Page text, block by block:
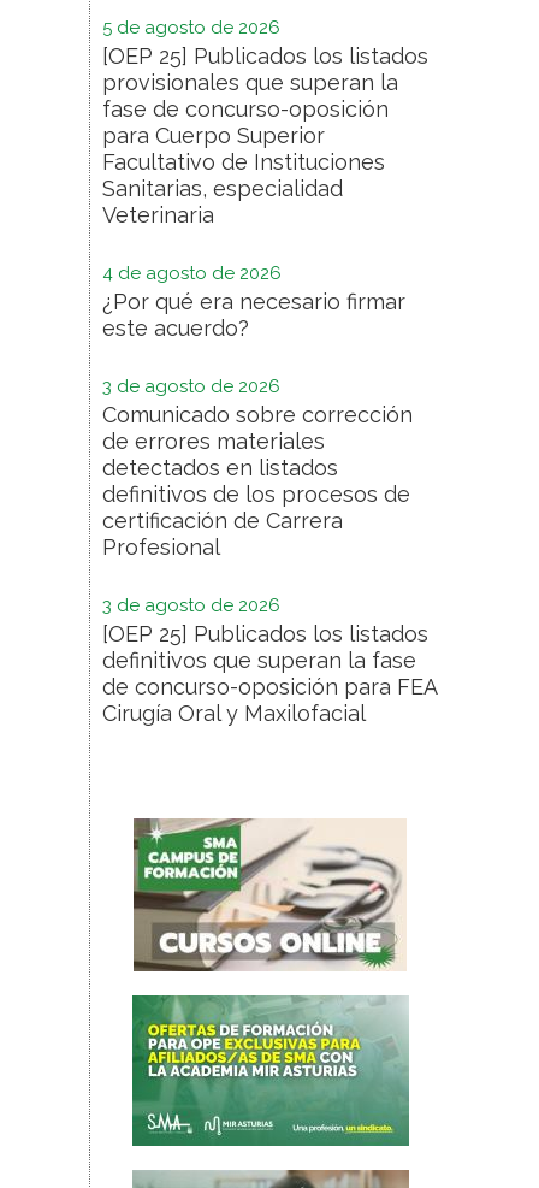
5 de agosto de 2026
[OEP 25] Publicados los listados
provisionales que superan la
fase de concurso-oposición
para Cuerpo Superior
Facultativo de Instituciones
Sanitarias, especialidad
Veterinaria
4 de agosto de 2026
¿Por qué era necesario firmar
este acuerdo?
3 de agosto de 2026
Comunicado sobre corrección
de errores materiales
detectados en listados
definitivos de los procesos de
certificación de Carrera
Profesional
3 de agosto de 2026
[OEP 25] Publicados los listados
definitivos que superan la fase
de concurso-oposición para FEA
Cirugía Oral y Maxilofacial